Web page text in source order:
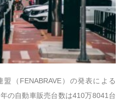
（FENABRAVE）の発表による
の自動車販売台数は410万8041台